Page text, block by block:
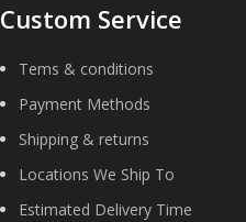
Custom Service
Tems & conditions
Payment Methods
Shipping & returns
Locations We Ship To
Estimated Delivery Time